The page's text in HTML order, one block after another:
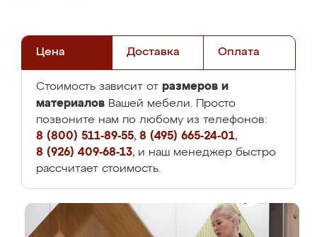
Цена Доставка Оплата
Стоимость зависит от размеров и
материалов Вашей мебели. Просто
позвоните нам по любому из телефонов:
8 (800) 511-89-55, 8 (495) 665-24-01,
8 (926) 409-68-13, и наш менеджер быстро
рассчитает стоимость.